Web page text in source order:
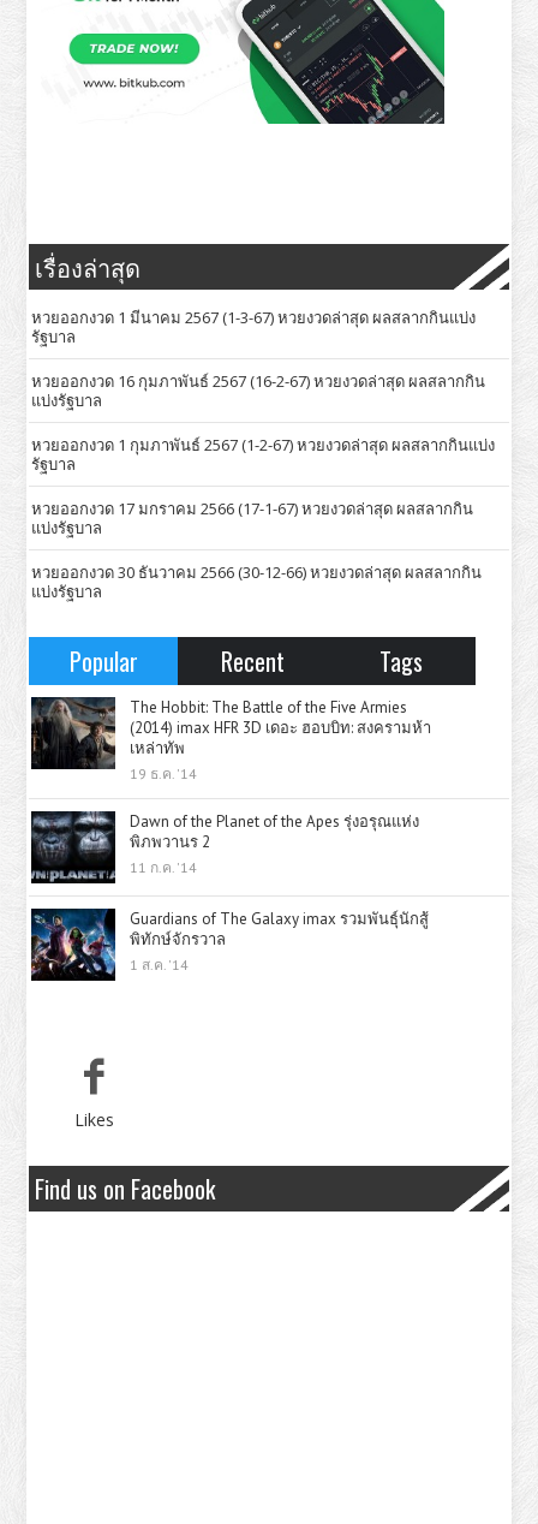
เรื่องล่าสุด
หวยออกงวด 1 มีนาคม 2567 (1-3-67) หวยงวดล่าสุด ผลสลากกินแบ่ง
รัฐบาล
หวยออกงวด 16 กุมภาพันธ์ 2567 (16-2-67) หวยงวดล่าสุด ผลสลากกิน
แบ่งรัฐบาล
หวยออกงวด 1 กุมภาพันธ์ 2567 (1-2-67) หวยงวดล่าสุด ผลสลากกินแบ่ง
รัฐบาล
หวยออกงวด 17 มกราคม 2566 (17-1-67) หวยงวดล่าสุด ผลสลากกิน
แบ่งรัฐบาล
หวยออกงวด 30 ธันวาคม 2566 (30-12-66) หวยงวดล่าสุด ผลสลากกิน
แบ่งรัฐบาล
Popular Recent Tags
The Hobbit: The Battle of the Five Armies
(2014) imax HFR 3D เดอะ ฮอบบิท: สงครามห้า
เหล่าทัพ
19 ธ.ค. '14
Dawn of the Planet of the Apes รุ่งอรุณแห่ง
พิภพวานร 2
11 ก.ค. '14
Guardians of The Galaxy imax รวมพันธุ์นักสู้
พิทักษ์จักรวาล
1 ส.ค. '14
Likes
Find us on Facebook